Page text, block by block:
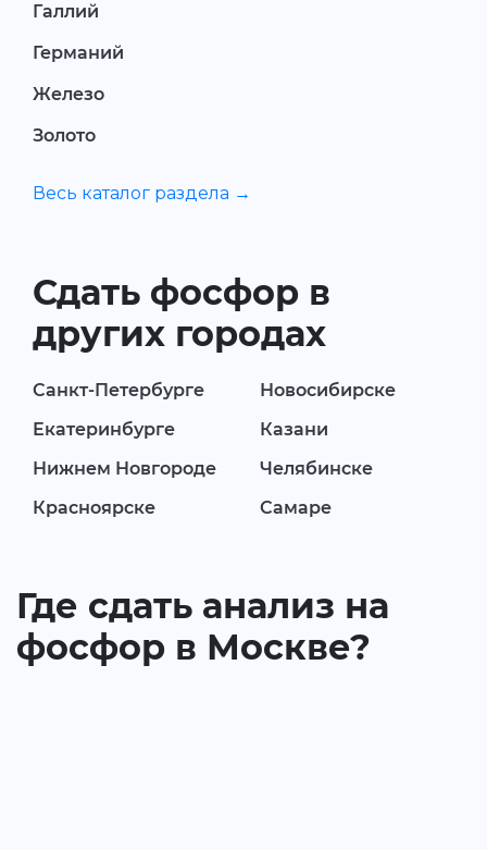
Галлий
Германий
Железо
Золото
Весь каталог раздела →
Сдать фосфор в
других городах
Санкт-Петербурге
Новосибирске
Екатеринбурге
Казани
Нижнем Новгороде
Челябинске
Красноярске
Самаре
Где сдать анализ на
фосфор в Москве?